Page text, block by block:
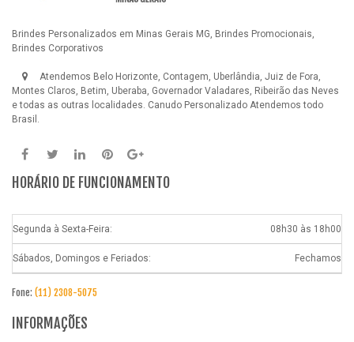
Brindes Personalizados em Minas Gerais MG, Brindes Promocionais,
Brindes Corporativos
Atendemos Belo Horizonte, Contagem, Uberlândia, Juiz de Fora,
Montes Claros, Betim, Uberaba, Governador Valadares, Ribeirão das Neves
e todas as outras localidades. Canudo Personalizado Atendemos todo
Brasil.
HORÁRIO DE FUNCIONAMENTO
Segunda à Sexta-Feira: 08h30 às 18h00
Sábados, Domingos e Feriados: Fechamos
Fone: (11) 2308-5075
INFORMAÇÕES